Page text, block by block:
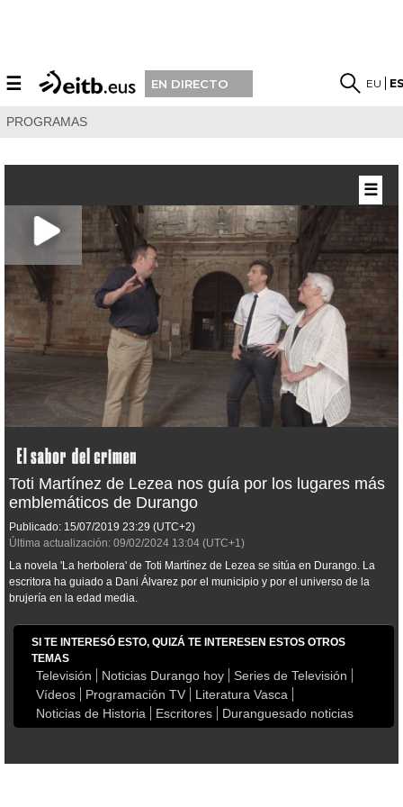
☰ EN DIRECTO EU
PROGRAMAS
Toti Martínez de Lezea nos guía por los lugares más
emblemáticos de Durango
Publicado: 15/07/2019 23:29 (UTC+2)
Última actualización: 09/02/2024 13:04 (UTC+1)
La novela 'La herbolera' de Toti Martínez de Lezea se sitúa en Durango. La
escritora ha guiado a Dani Álvarez por el municipio y por el universo de la
brujería en la edad media.
SI TE INTERESÓ ESTO, QUIZÁ TE INTERESEN ESTOS OTROS
TEMAS
Televisión Noticias Durango hoy
Series de Televisión
Vídeos
Programación TV
Literatura Vasca
Noticias de Historia
Escritores Duranguesado noticias
☰